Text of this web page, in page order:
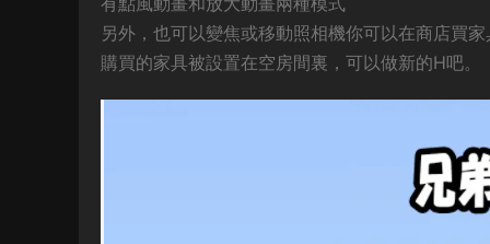
另外，也可以變焦或移動照相機你可以在商店買家
購買的家具被設置在空房間裏，可以做新的H吧。